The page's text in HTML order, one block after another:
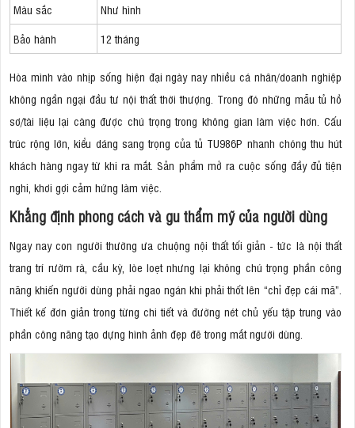
Màu sắc
Như hình
Bảo hành
12 tháng
Hòa mình vào nhịp sống hiện đại ngày nay nhiều cá nhân/doanh nghiệp
không ngần ngại đầu tư nội thất thời thượng. Trong đó những mẫu tủ hồ
sơ/tài liệu lại càng được chú trọng trong không gian làm việc hơn. Cấu
trúc rộng lớn, kiểu dáng sang trọng của tủ TU986P nhanh chóng thu hút
khách hàng ngay từ khi ra mắt. Sản phẩm mở ra cuộc sống đầy đủ tiện
nghi, khơi gợi cảm hứng làm việc.
Khẳng định phong cách và gu thẩm mỹ của người dùng
Ngay nay con người thường ưa chuộng nội thất tối giản - tức là nội thất
trang trí rườm rà, cầu kỳ, lòe loẹt nhưng lại không chú trọng phần công
năng khiến người dùng phải ngao ngán khi phải thốt lên “chỉ đẹp cái mã”.
Thiết kế đơn giản trong từng chi tiết và đường nét chủ yếu tập trung vào
phần công năng tạo dựng hình ảnh đẹp đẽ trong mắt người dùng.